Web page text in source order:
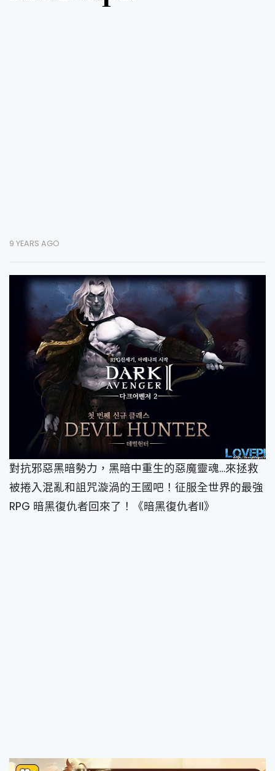
9 YEARS AGO
對抗邪惡黑暗勢力，黑暗中重生的惡魔靈魂…來拯救
被捲入混亂和詛咒漩渦的王國吧！征服全世界的最強
RPG 暗黑復仇者回來了！《暗黑復仇者II》